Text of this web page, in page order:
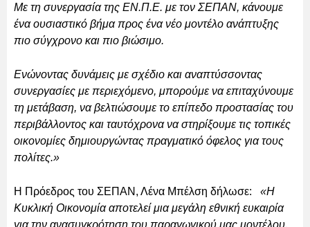
Με τη συνεργασία της ΕΝ.Π.Ε. με τον ΣΕΠΑΝ, κάνουμε
ένα ουσιαστικό βήμα προς ένα νέο μοντέλο ανάπτυξης
πιο σύγχρονο και πιο βιώσιμο.
Ενώνοντας δυνάμεις με σχέδιο και αναπτύσσοντας
συνεργασίες με περιεχόμενο, μπορούμε να επιταχύνουμε
τη μετάβαση, να βελτιώσουμε το επίπεδο προστασίας του
περιβάλλοντος και ταυτόχρονα να στηρίξουμε τις τοπικές
οικονομίες δημιουργώντας πραγματικό όφελος για τους
πολίτες.»
Η Πρόεδρος του ΣΕΠΑΝ, Λένα Μπέλση δήλωσε:
«Η
Κυκλική Οικονομία αποτελεί μια μεγάλη εθνική ευκαιρία
για την ανασυγκρότηση του παραγωγικού μας μοντέλου.